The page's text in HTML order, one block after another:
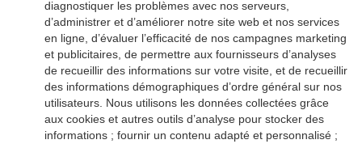
diagnostiquer les problèmes avec nos serveurs,
d’administrer et d’améliorer notre site web et nos services
en ligne, d’évaluer l’efficacité de nos campagnes marketing
et publicitaires, de permettre aux fournisseurs d’analyses
de recueillir des informations sur votre visite, et de recueillir
des informations démographiques d’ordre général sur nos
utilisateurs. Nous utilisons les données collectées grâce
aux cookies et autres outils d’analyse pour stocker des
informations ; fournir un contenu adapté et personnalisé ;